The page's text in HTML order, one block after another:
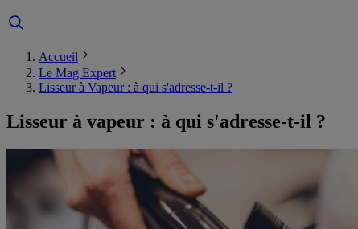
Accueil
Le Mag Expert
Lisseur à Vapeur : à qui s'adresse-t-il ?
Lisseur à vapeur : à qui s'adresse-t-il ?